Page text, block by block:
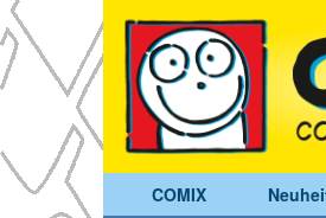
COMIX